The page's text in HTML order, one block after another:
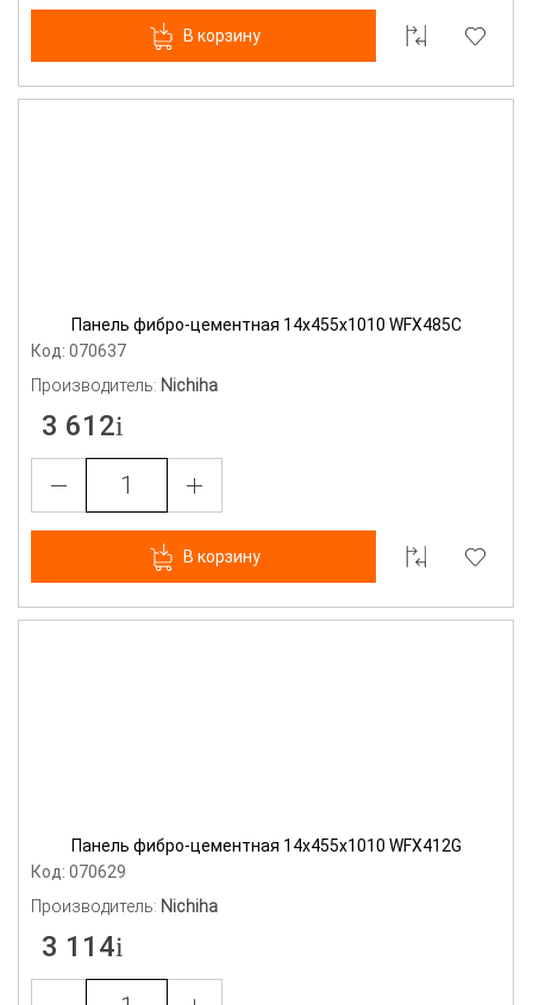
В корзину
Панель фибро-цементная 14х455х1010 WFX485С
Код: 070637
Производитель: Nichiha
3 612
В корзину
Панель фибро-цементная 14х455х1010 WFX412G
Код: 070629
Производитель: Nichiha
3 114